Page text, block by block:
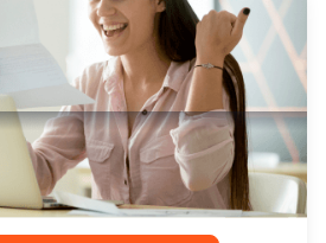
et réduisez le coût